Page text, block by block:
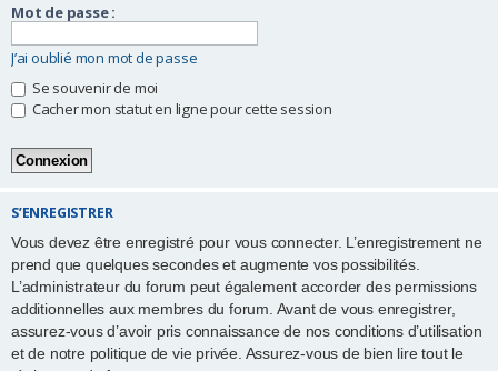
Mot de passe :
J’ai oublié mon mot de passe
Se souvenir de moi
Cacher mon statut en ligne pour cette session
S’ENREGISTRER
Vous devez être enregistré pour vous connecter. L’enregistrement ne
prend que quelques secondes et augmente vos possibilités.
L’administrateur du forum peut également accorder des permissions
additionnelles aux membres du forum. Avant de vous enregistrer,
assurez-vous d’avoir pris connaissance de nos conditions d’utilisation
et de notre politique de vie privée. Assurez-vous de bien lire tout le